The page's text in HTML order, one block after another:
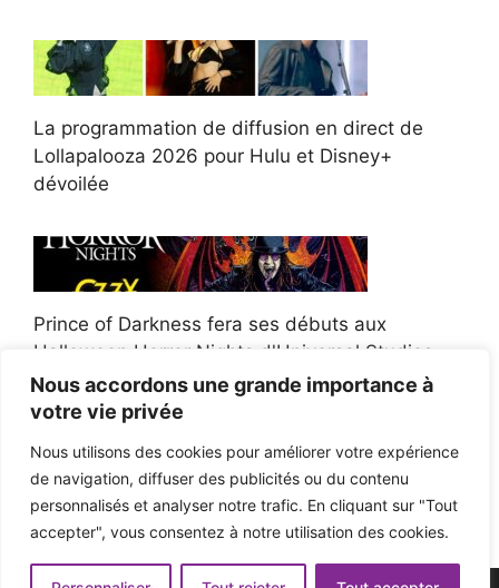
Nous accordons une grande importance à
votre vie privée
Nous utilisons des cookies pour améliorer votre expérience
de navigation, diffuser des publicités ou du contenu
personnalisés et analyser notre trafic. En cliquant sur "Tout
accepter", vous consentez à notre utilisation des cookies.
La programmation de diffusion en direct de
Lollapalooza 2026 pour Hulu et Disney+
dévoilée
Prince of Darkness fera ses débuts aux
Halloween Horror Nights d'Universal Studios
Afroman poursuit un policier de l'Ohio après la
victoire du jury en diffamation